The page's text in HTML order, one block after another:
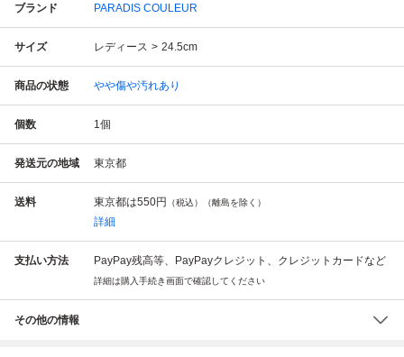
ブランド PARADIS COULEUR
サイズ レディース 24.5cm
商品の状態 やや傷や汚れあり
個数 1個
発送元の地域 東京都
送料 東京都は550円 （税込）（離島を除く）
詳細
支払い方法 PayPay残高等、PayPayクレジット、クレジットカードなど
詳細は購入手続き画面で確認してください
その他の情報